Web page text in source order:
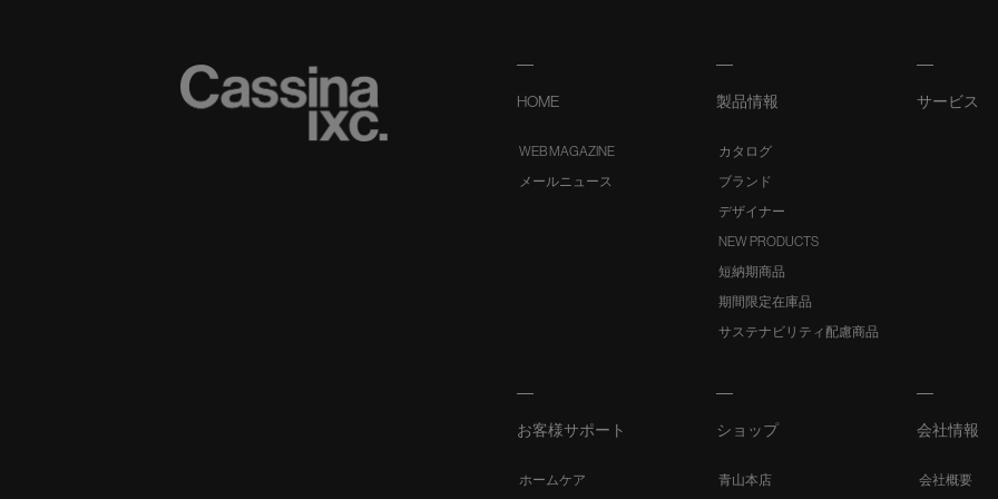
HOME
WEB MAGAZINE
メールニュース
製品情報
カタログ
ブランド
デザイナー
NEW PRODUCTS
短納期商品
期間限定在庫品
サステナビリティ配慮商品
サービス
お客様サポート
ホームケア
ショップ
青山本店
会社情報
会社概要